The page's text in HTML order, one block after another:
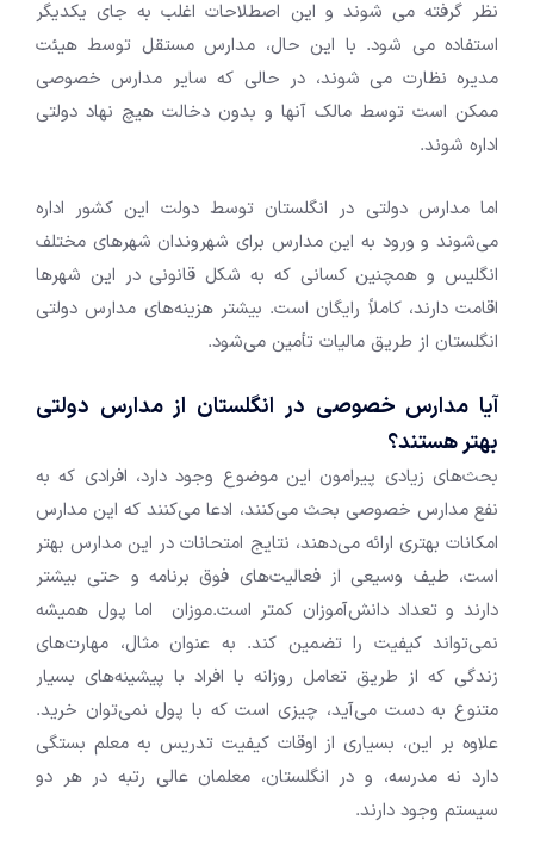
نظر گرفته می شوند و این اصطلاحات اغلب به جای یکدیگر
استفاده می شود. با این حال، مدارس مستقل توسط هیئت
مدیره نظارت می شوند، در حالی که سایر مدارس خصوصی
ممکن است توسط مالک آنها و بدون دخالت هیچ نهاد دولتی
اداره شوند.
اما مدارس دولتی در انگلستان توسط دولت این کشور اداره
می‌شوند و ورود به این مدارس برای شهروندان شهرهای مختلف
انگلیس و همچنین کسانی که به شکل قانونی در این شهرها
اقامت دارند، کاملاً رایگان است. بیشتر هزینه‌های مدارس دولتی
انگلستان از طریق مالیات تأمین می‌شود.
آیا مدارس خصوصی در انگلستان از مدارس دولتی
بهتر هستند؟
بحث‌های زیادی پیرامون این موضوع وجود دارد، افرادی که به
نفع مدارس خصوصی بحث می‌کنند، ادعا می‌کنند که این مدارس
امکانات بهتری ارائه می‌دهند، نتایج امتحانات در این مدارس بهتر
است، طیف وسیعی از فعالیت‌های فوق برنامه و حتی بیشتر
دارند و تعداد دانش‌آموزان کمتر است.موزان اما پول همیشه
نمی‌تواند کیفیت را تضمین کند. به عنوان مثال، مهارت‌های
زندگی که از طریق تعامل روزانه با افراد با پیشینه‌های بسیار
متنوع به دست می‌آید، چیزی است که با پول نمی‌توان خرید.
علاوه بر این، بسیاری از اوقات کیفیت تدریس به معلم بستگی
دارد نه مدرسه، و در انگلستان، معلمان عالی رتبه در هر دو
سیستم وجود دارند.